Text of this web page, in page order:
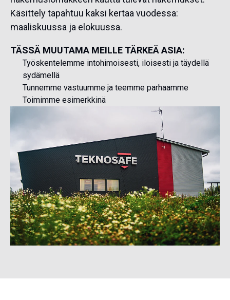
Käsittely tapahtuu kaksi kertaa vuodessa:
maaliskuussa ja elokuussa.
TÄSSÄ MUUTAMA MEILLE TÄRKEÄ ASIA:
Työskentelemme intohimoisesti, iloisesti ja täydellä
sydämellä
Tunnemme vastuumme ja teemme parhaamme
Toimimme esimerkkinä